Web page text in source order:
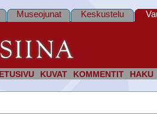
ETUSIVU KUVAT KOMMENTIT HAKU
Museojunat Keskustelu